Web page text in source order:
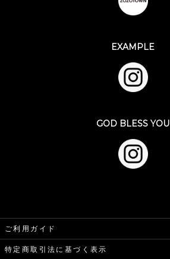
EXAMPLE
GOD BLESS YOU
ご利用ガイド
特定商取引法に基づく表示